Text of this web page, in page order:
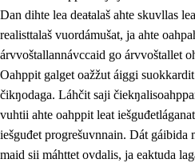
3.3 Ovttasbargu ruovttu ja
3.4 Oahpahus
3.5
Dan dihte lea deaŧalaš ahte skuvllas
realisttalaš vuordámušat, ja ahte
árvvoštallannávccaid go árvvoštallet
Oahppit galget oažžut áiggi
čikŋodaga. Láhčit saji
vuhtii ahte oahppit leat
iešguđet progrešuvnnain. Dát gáibida
maid sii máhttet ovdalis, ja eaktuda